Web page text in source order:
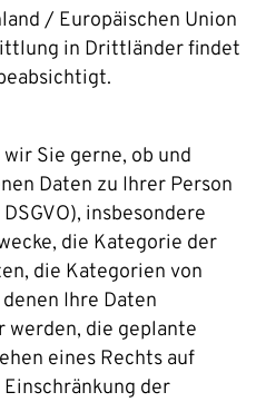
/ Europäischen Union
in Drittländer findet
Sie gerne, ob und
Daten zu Ihrer Person
insbesondere
die Kategorie der
die Kategorien von
Ihre Daten
die geplante
eines Rechts auf
der